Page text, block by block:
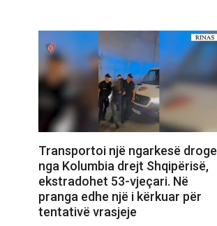
Transportoi një ngarkesë droge
nga Kolumbia drejt Shqipërisë,
ekstradohet 53-vjeçari. Në
pranga edhe një i kërkuar për
tentativë vrasjeje